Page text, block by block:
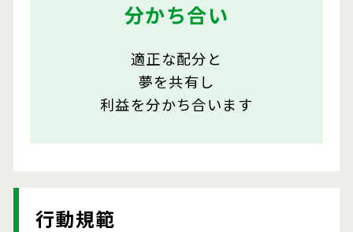
分かち合い
適正な配分と
夢を共有し
利益を分かち合います
行動規範